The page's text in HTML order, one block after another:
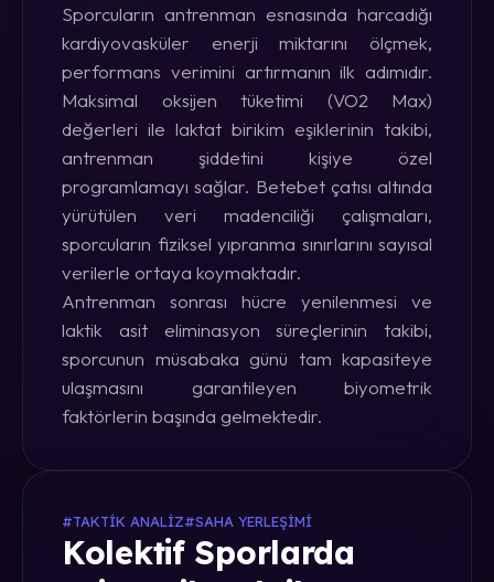
Sporcuların antrenman esnasında harcadığı
kardiyovasküler enerji miktarını ölçmek,
performans verimini artırmanın ilk adımıdır.
Maksimal oksijen tüketimi (VO2 Max)
değerleri ile laktat birikim eşiklerinin takibi,
antrenman şiddetini kişiye özel
programlamayı sağlar. Betebet çatısı altında
yürütülen veri madenciliği çalışmaları,
sporcuların fiziksel yıpranma sınırlarını sayısal
verilerle ortaya koymaktadır.
Antrenman sonrası hücre yenilenmesi ve
laktik asit eliminasyon süreçlerinin takibi,
sporcunun müsabaka günü tam kapasiteye
ulaşmasını garantileyen biyometrik
faktörlerin başında gelmektedir.
#TAKTIK ANALIZ#SAHA YERLEŞIMI
Kolektif Sporlarda